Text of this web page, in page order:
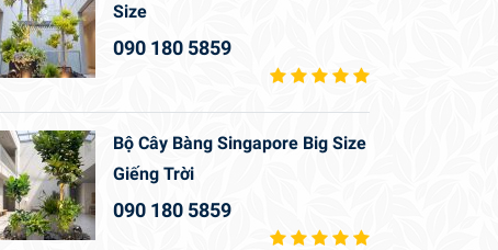
Size
090 180 5859
Bộ Cây Bàng Singapore Big Size
Giếng Trời
090 180 5859